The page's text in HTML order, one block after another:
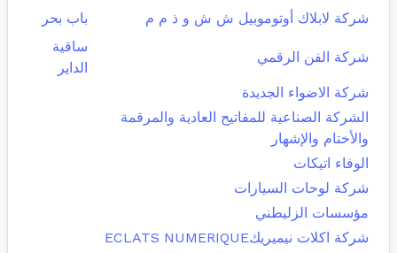
شركة لابلاك أوتوموبيل ش ش و ذ م م
باب بحر
شركة الفن الرقمي
ساقية
الداير
شركة الاضواء الجديدة
الشركة الصناعية للمفاتيح العادية والمرقمة
والأختام والإشهار
الوفاء اتيكات
شركة لوحات السيارات
مؤسسات الزليطني
شركة اكلات نيميريكECLATS NUMERIQUE